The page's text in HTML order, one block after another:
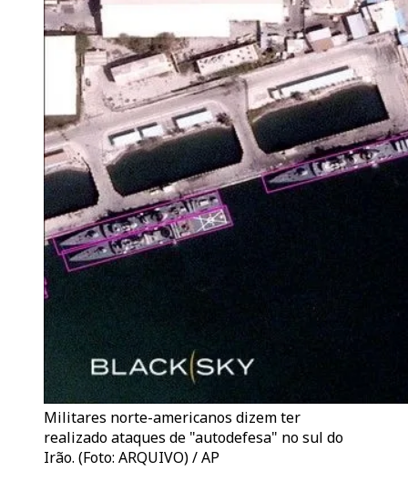
Militares norte-americanos dizem ter
realizado ataques de "autodefesa" no sul do
Irão. (Foto: ARQUIVO) / AP